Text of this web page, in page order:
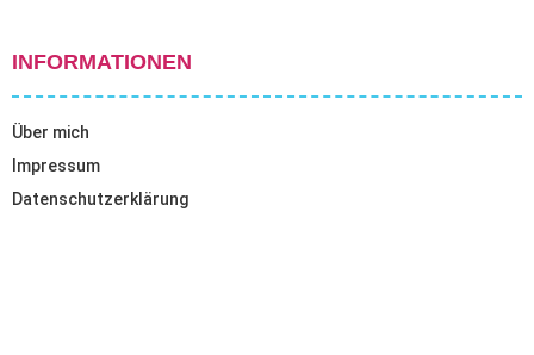
INFORMATIONEN
Über mich
Impressum
Datenschutzerklärung